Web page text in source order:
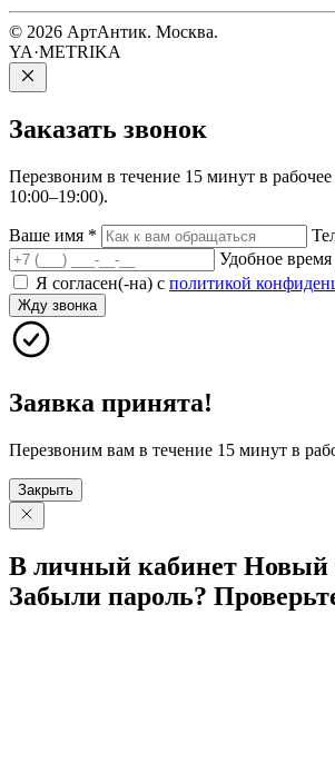
© 2026 АртАнтик. Москва.
YA·METRIKA
Заказать звонок
Перезвоним в течение 15 минут в
10:00–19:00).
Ваше имя *
Удобное время
Я согласен(-на) с политикой
Жду звонка
Заявка принята!
Перезвоним вам в течение 15 минут в
Закрыть
В личный кабинет Новый
Забыли пароль?